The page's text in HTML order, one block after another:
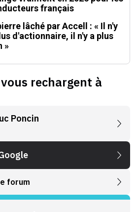
français
lâché par Accell : « Il n'y
d'actionnaire, il n'y a plus
»
rechargent à
Poncin
forum